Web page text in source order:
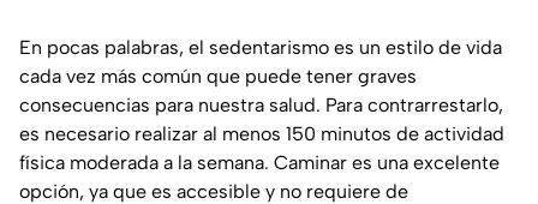
En pocas palabras, el sedentarismo es un estilo de vida
cada vez más común que puede tener graves
consecuencias para nuestra salud. Para contrarrestarlo,
es necesario realizar al menos 150 minutos de actividad
física moderada a la semana. Caminar es una excelente
opción, ya que es accesible y no requiere de